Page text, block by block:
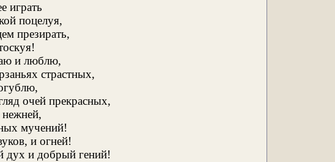
играть
поцелуя,
презирать,
и люблю,
страстных,
очей прекрасных,
мучений!
и огней!
дух и добрый гений!